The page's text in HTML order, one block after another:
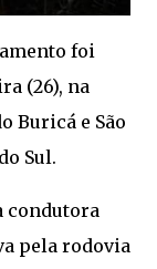
foi
(26), na
Buricá e São
Sul.
condutora
pela rodovia